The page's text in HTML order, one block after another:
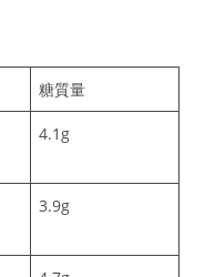
糖質量
4.1g
3.9g